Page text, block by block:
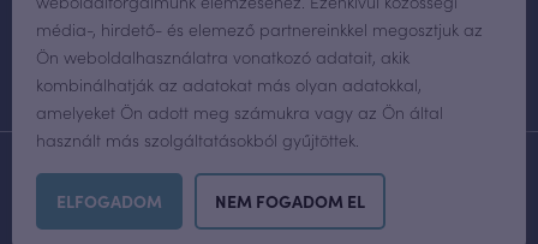
média-, hirdető- és elemező partnereinkkel megosztjuk az
Ön weboldalhasználatra vonatkozó adatait, akik
kombinálhatják az adatokat más olyan adatokkal,
amelyeket Ön adott meg számukra vagy az Ön által
használt más szolgáltatásokból gyűjtöttek.
ELFOGADOM NEM FOGADOM EL
WEBOLDAL TERVEZÉS ÉS FEJLESZTÉS: PLUS CREATIVE AGENCY
MINDEN JOG FENNTARTVA © 2026 HORMONMENTES.HU